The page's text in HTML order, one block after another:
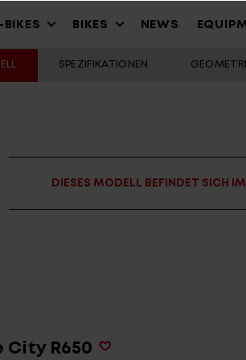
uns
BIKES BIKES
– Urban
NEWS
SPEZIFIKATIONEN
DIESES MODELL BEFINDET SICH
City R650